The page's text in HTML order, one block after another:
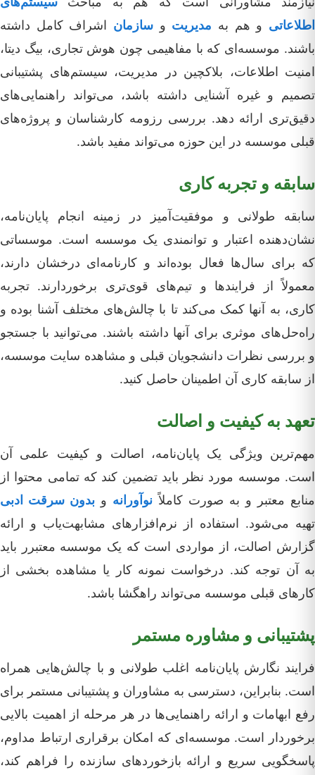
اطلاعاتی و هم به مدیریت و سازمان اشراف کامل داشته
باشند. موسسه‌ای که با مفاهیمی چون هوش تجاری، بیگ دیتا،
امنیت اطلاعات، بلاکچین در مدیریت، سیستم‌های پشتیبانی
تصمیم و غیره آشنایی داشته باشد، می‌تواند راهنمایی‌های
دقیق‌تری ارائه دهد. بررسی رزومه کارشناسان و پروژه‌های
قبلی موسسه در این حوزه می‌تواند مفید باشد.
سابقه و تجربه کاری
سابقه طولانی و موفقیت‌آمیز در زمینه انجام پایان‌نامه،
نشان‌دهنده اعتبار و توانمندی یک موسسه است. موسساتی
که برای سال‌ها فعال بوده‌اند و کارنامه‌ای درخشان دارند،
معمولاً از فرایندها و تیم‌های قوی‌تری برخوردارند. تجربه
کاری، به آنها کمک می‌کند تا با چالش‌های مختلف آشنا بوده و
راه‌حل‌های موثری برای آنها داشته باشند. می‌توانید با جستجو
و بررسی نظرات دانشجویان قبلی و مشاهده سایت موسسه‌،
از سابقه کاری آن اطمینان حاصل کنید.
تعهد به کیفیت و اصالت
مهم‌ترین ویژگی یک پایان‌نامه، اصالت و کیفیت علمی آن
است. موسسه مورد نظر باید تضمین کند که تمامی محتوا از
منابع معتبر و به صورت کاملاً نوآورانه و بدون سرقت ادبی
تهیه می‌شود. استفاده از نرم‌افزارهای مشابهت‌یاب و ارائه
گزارش اصالت، از مواردی است که یک موسسه معتبرر باید
به آن توجه کند. درخواست نمونه کار یا مشاهده بخشی از
کارهای قبلی موسسه می‌تواند راهگشا باشد.
پشتیبانی و مشاوره مستمر
فرایند نگارش پایان‌نامه اغلب طولانی و با چالش‌هایی همراه
است. بنابراین، دسترسی به مشاوران و پشتیبانی مستمر برای
رفع ابهامات و ارائه راهنمایی‌ها در هر مرحله از اهمیت بالایی
برخوردار است. موسسه‌ای که امکان برقراری ارتباط مداوم،
پاسخگویی سریع و ارائه بازخوردهای سازنده را فراهم کند،